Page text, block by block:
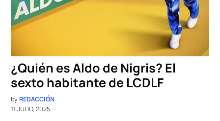
¿Quién es Aldo de Nigris? El
sexto habitante de LCDLF
by REDACCIÓN
11 JULIO, 2025